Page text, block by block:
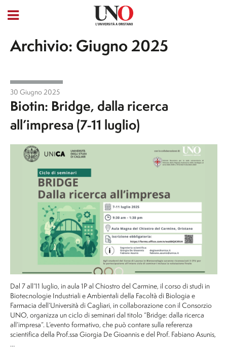
Archivio: Giugno 2025
30 Giugno 2025
Biotin: Bridge, dalla ricerca
all’impresa (7-11 luglio)
Dal 7 all’11 luglio, in aula 1P al Chiostro del Carmine, il corso di studi in
Biotecnologie Industriali e Ambientali della Facoltà di Biologia e
Farmacia dell’Università di Cagliari, in collaborazione con il Consorzio
UNO, organizza un ciclo di seminari dal titolo “Bridge: dalla ricerca
all’impresa”. L’evento formativo, che può contare sulla referenza
scientifica della Prof.ssa Giorgia De Gioannis e del Prof. Fabiano Asunis,
…